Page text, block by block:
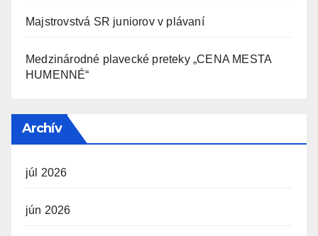
Majstrovstvá SR juniorov v plávaní
Medzinárodné plavecké preteky „CENA MESTA
HUMENNÉ“
Archív
júl 2026
jún 2026